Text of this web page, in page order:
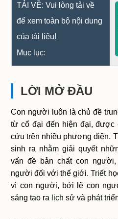
TẢI VỀ: Vui lòng tải về
để xem toàn bộ nội dung
của tài liệu!
Mục lục:
LỜI MỞ ĐẦU
Con người luôn là chủ đề
từ cổ đại đến hiện đại, được
cứu trên nhiều phương diện.
sinh ra nhằm giải quyết
vấn đề bản chất con
người đối với thế giới. Triết
vì con người, bởi lẽ con
sáng tạo ra lịch sử và phát